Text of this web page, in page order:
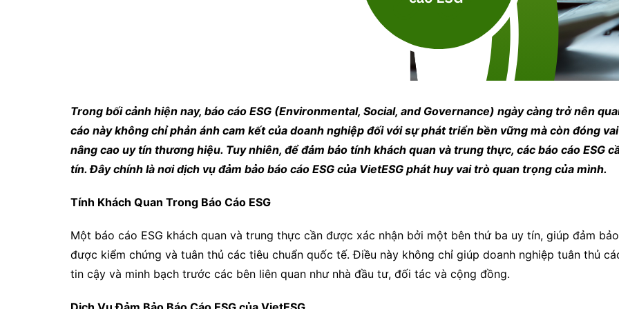
Trong bối cảnh hiện nay, báo cáo ESG (Environmental, Social, and Governance) ngày càng trở nên
cáo này không chỉ phản ánh cam kết của doanh nghiệp đối với sự phát triển bền vững mà còn đóng
nâng cao uy tín thương hiệu. Tuy nhiên, để đảm bảo tính khách quan và trung thực, các báo cáo ESG
tín. Đây chính là nơi dịch vụ đảm bảo báo cáo ESG của VietESG phát huy vai trò quan trọng của mình.
Tính Khách Quan Trong Báo Cáo ESG
Một báo cáo ESG khách quan và trung thực cần được xác nhận bởi một bên thứ ba uy tín, giúp đảm
được kiểm chứng và tuân thủ các tiêu chuẩn quốc tế. Điều này không chỉ giúp doanh nghiệp tuân thủ
tin cậy và minh bạch trước các bên liên quan như nhà đầu tư, đối tác và cộng đồng.